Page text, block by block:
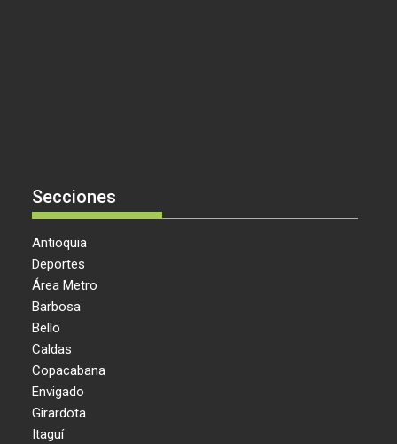
Secciones
Antioquia
Deportes
Área Metro
Barbosa
Bello
Caldas
Copacabana
Envigado
Girardota
Itaguí